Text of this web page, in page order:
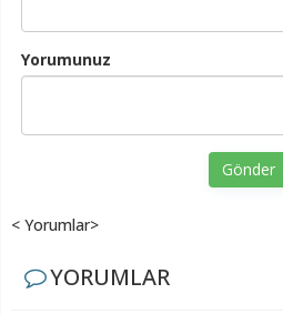
Yorumunuz
Gönder
< Yorumlar>
YORUMLAR